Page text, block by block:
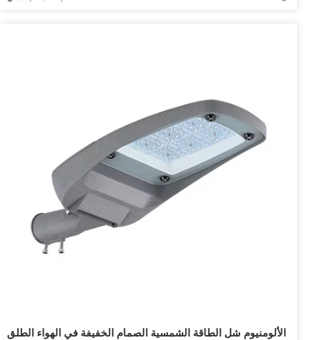
الألومنيوم شل الطاقة الشمسية الصمام الخفيفة في الهواء الطلق